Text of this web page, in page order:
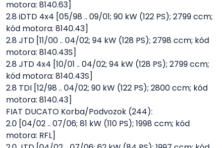
motora: 8140.63]
2.8 iDTD 4x4 [05/98 .. 09/01; 90 kW (122 PS); 2799 ccm;
kód motora: 8140.43]
2.8 JTD [11/00 .. 04/02; 94 kW (128 PS); 2798 ccm; kód
motora: 8140.43S]
2.8 JTD 4x4 [10/01 .. 04/02; 94 kW (128 PS); 2799 ccm;
kód motora: 8140.43S]
2.8 TDI [12/98 .. 04/02; 90 kW (122 PS); 2800 ccm; kód
motora: 8140.43]
FIAT DUCATO Korba/Podvozok (244):
2.0 [04/02 .. 07/06; 81 kW (110 PS); 1998 ccm; kód
motora: RFL]